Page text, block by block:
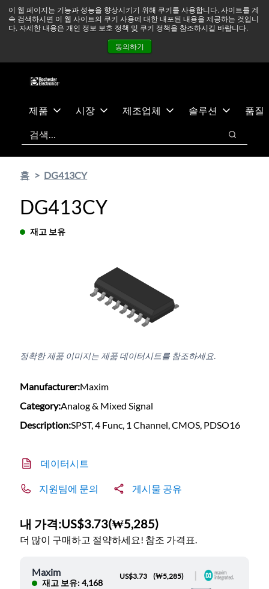
이 웹 페이지는 기능과 성능을 향상시키기 위해 쿠키를 사용합니다. 사이트를 계
속 검색하시면 이 웹 사이트의 쿠키 사용에 대한 내포된 내용을 제공하는 것입니
다. 자세한 내용은 개인 정보 보호 정책 및 쿠키 정책을 참조하시길 바랍니다.
동의하기
츠
건
중동 지역 상황을 지속적으로 주시하고 있으며, 모든 서비스는
정상적으로 운영되고 있습니다. 더 읽어보기 →
뉴스
문의하기
제품 시장 제조업체 솔루션
품질
검색
검색
홈 DG413CY
DG413CY
재고 보유
정확한 제품 이미지는 제품 데이터시트를 참조하세요.
Manufacturer:Maxim
Category:Analog & Mixed Signal
Description:SPST, 4 Func, 1 Channel, CMOS, PDSO16
데이터시트
지원팀에 문의 게시물 공유
내 가격:US$3.73(₩5,285)
더 많이 구매하고 절약하세요! 참조 가격표.
Maxim
재고 보유: 4,168
US$3.73 (₩5,285)